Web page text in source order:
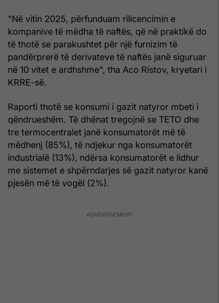
"Në vitin 2025, përfunduam rilicencimin e
kompanive të mëdha të naftës, që në praktikë do
të thotë se parakushtet për një furnizim të
pandërprerë të derivateve të naftës janë siguruar
në 10 vitet e ardhshme", tha Aco Ristov, kryetari i
KRRE-së.
Raporti thotë se konsumi i gazit natyror mbeti i
qëndrueshëm. Të dhënat tregojnë se TETO dhe
tre termocentralet janë konsumatorët më të
mëdhenj (85%), të ndjekur nga konsumatorët
industrialë (13%), ndërsa konsumatorët e lidhur
me sistemet e shpërndarjes së gazit natyror kanë
pjesën më të vogël (2%).